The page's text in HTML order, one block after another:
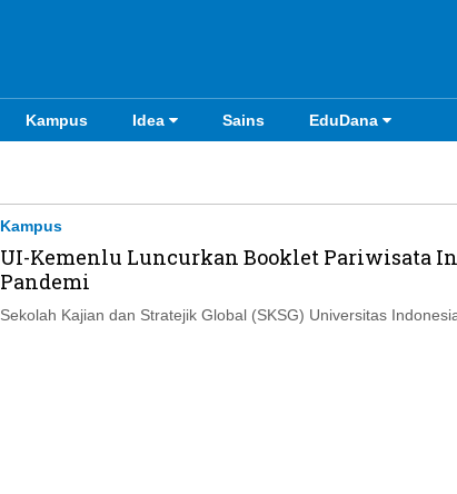
Kampus Idea Sains EduDana
Kampus
UI-Kemenlu Luncurkan Booklet Pariwisata
Pandemi
Sekolah Kajian dan Stratejik Global (SKSG) Universitas